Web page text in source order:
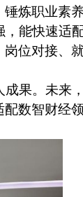
炼职业素养
能快速适
位对接、
果。未来
配数智财经